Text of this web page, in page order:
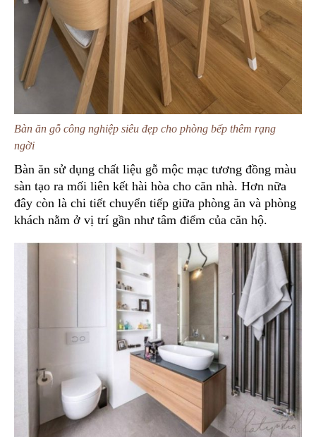
Bàn ăn gỗ công nghiệp siêu đẹp cho phòng bếp thêm rạng
ngời
Bàn ăn sử dụng chất liệu gỗ mộc mạc tương đồng màu
sàn tạo ra mối liên kết hài hòa cho căn nhà. Hơn nữa
đây còn là chi tiết chuyển tiếp giữa phòng ăn và phòng
khách nằm ở vị trí gần như tâm điểm của căn hộ.